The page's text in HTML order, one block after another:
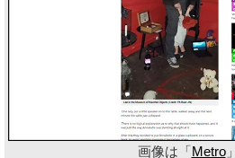
画像は「Metro